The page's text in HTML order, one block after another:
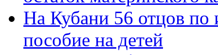
На Кубани 56 отцов по
пособие на детей